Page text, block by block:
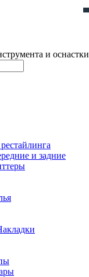
и оснастки
и задние